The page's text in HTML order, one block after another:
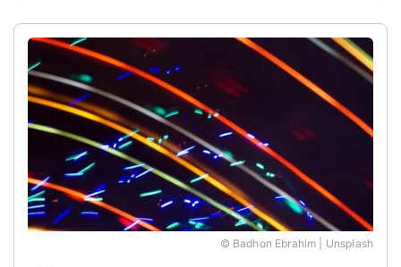
© Badhon Ebrahim | Unsplash